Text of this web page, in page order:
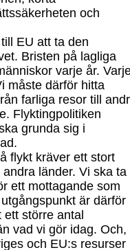
och
EU att ta den
Bristen på lagliga
varje år.
måste därför hitta
farliga resor till
Flyktingpolitiken
grunda sig i
flykt kräver ett stort
länder. Vi ska ta
ett mottagande som
är därför
större antal
vad vi gör idag. Och,
och EU:s resurser